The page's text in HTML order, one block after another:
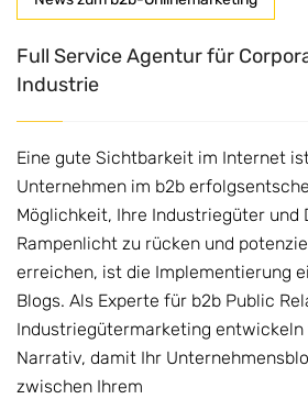
Full Service Agentur für
Industrie
Eine gute Sichtbarkeit im Internet
Unternehmen im b2b
Möglichkeit, Ihre Industriegüter und
Rampenlicht zu rücken und
erreichen, ist die Implementierung
Blogs. Als Experte für b2b Public
Industriegütermarketing
Narrativ, damit Ihr
zwischen Ihrem